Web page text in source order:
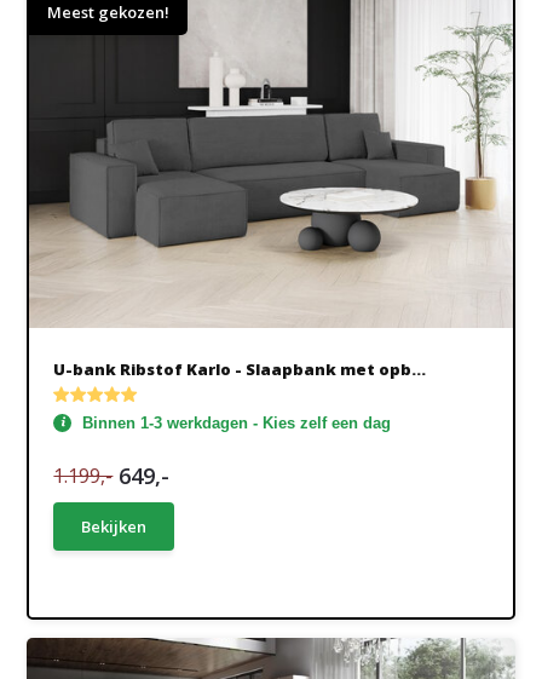
Meest gekozen!
U-bank Ribstof Karlo - Slaapbank met opb...
Binnen 1-3 werkdagen - Kies zelf een dag
1.199,- 649,-
Bekijken